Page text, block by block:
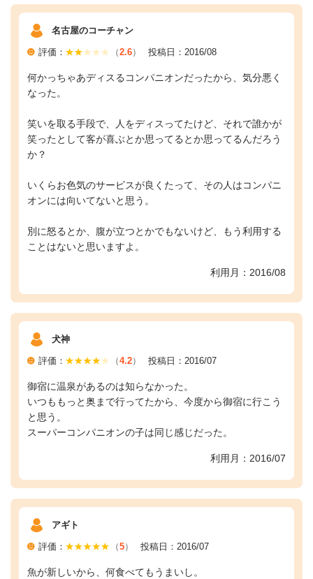
名古屋のコーチャン
評価： （2.6） 投稿日：2016/08
何かっちゃあディスるコンパニオンだったから、気分悪く
なった。
笑いを取る手段で、人をディスってたけど、それで誰かが
笑ったとして客が喜ぶとか思ってるとか思ってるんだろう
か？
いくらお色気のサービスが良くたって、その人はコンパニ
オンには向いてないと思う。
別に怒るとか、腹が立つとかでもないけど、もう利用する
ことはないと思いますよ。
利用月：2016/08
犬神
評価： （4.2） 投稿日：2016/07
御宿に温泉があるのは知らなかった。
いつももっと奥まで行ってたから、今度から御宿に行こう
と思う。
スーパーコンパニオンの子は同じ感じだった。
利用月：2016/07
アギト
評価： （5） 投稿日：2016/07
魚が新しいから、何食べてもうまいし。